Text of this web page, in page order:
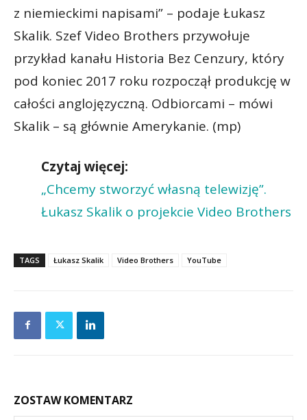
z niemieckimi napisami” – podaje Łukasz
Skalik. Szef Video Brothers przywołuje
przykład kanału Historia Bez Cenzury, który
pod koniec 2017 roku rozpoczął produkcję w
całości anglojęzyczną. Odbiorcami – mówi
Skalik – są głównie Amerykanie. (mp)
Czytaj więcej:
„Chcemy stworzyć własną telewizję”.
Łukasz Skalik o projekcie Video Brothers
TAGS Łukasz Skalik Video Brothers YouTube
ZOSTAW KOMENTARZ